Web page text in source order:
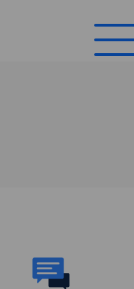
요금: 성인 USD 45, 어린이
금: 1일 기준 USD 16.95(요금 변
준, USD 107.00(자유롭게 출입 가
박 기준, USD 75.0